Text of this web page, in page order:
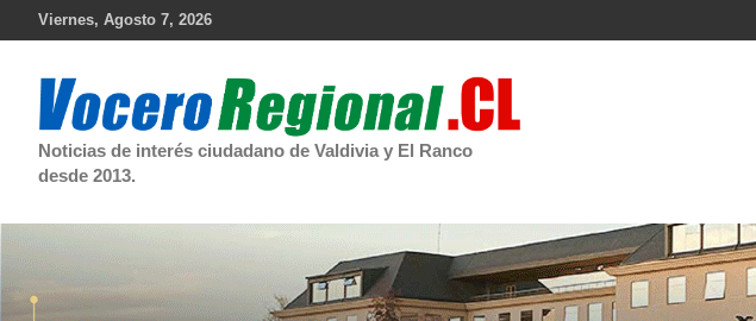
Viernes, Agosto 7, 2026
Noticias de interés ciudadano de Valdivia y El Ranco
desde 2013.